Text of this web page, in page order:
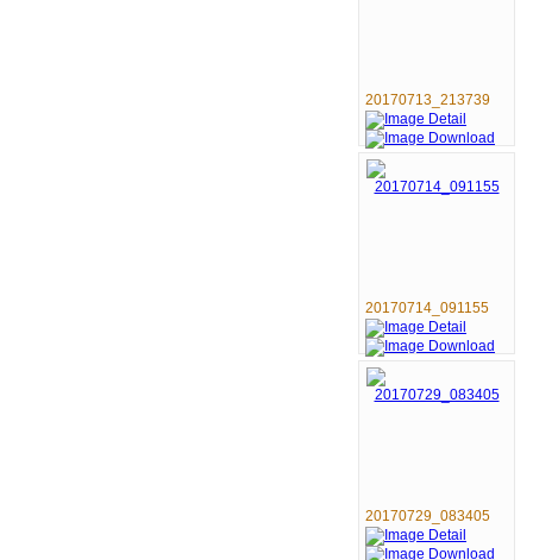
20170713_213739
20170714_091155
20170729_083405